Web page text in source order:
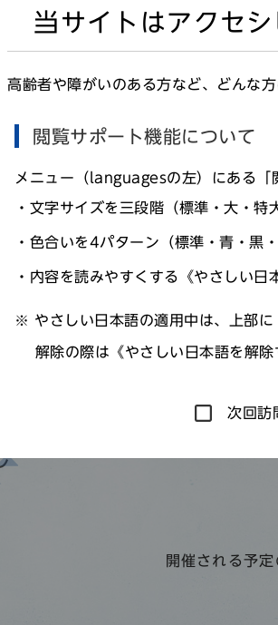
開催される予
当サイトはアクセ
高齢者や障がいのある方など、どんな
閲覧サポート機能について
メニュー（languagesの左）にある「
文字サイズを三段階（標準・大・特
色合いを4パターン（標準・青・黒
内容を読みやすくする《やさしい日
やさしい日本語の適用中は、上部
解除の際は《やさしい日本語を解除
次回訪